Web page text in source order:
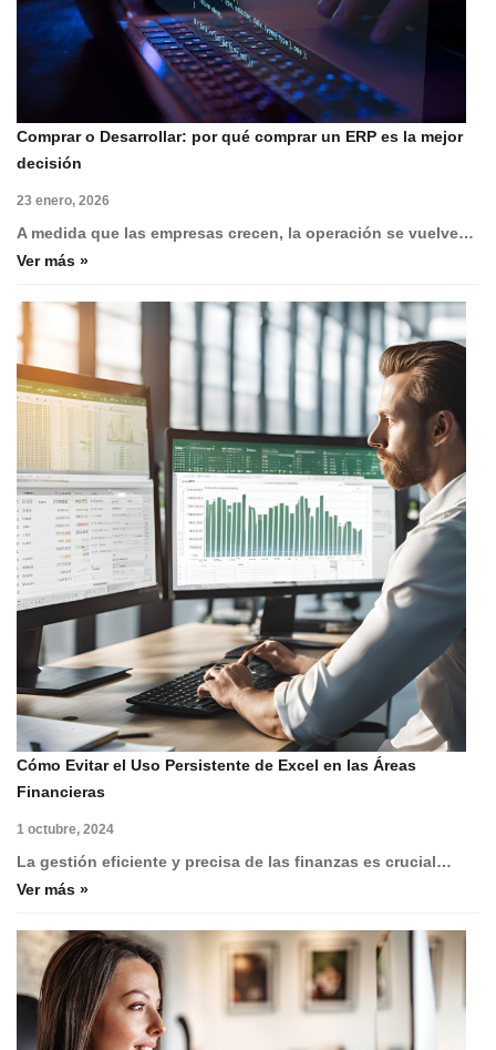
Comprar o Desarrollar: por qué comprar un ERP es la mejor
decisión
23 enero, 2026
A medida que las empresas crecen, la operación se vuelve…
Ver más »
Cómo Evitar el Uso Persistente de Excel en las Áreas
Financieras
1 octubre, 2024
La gestión eficiente y precisa de las finanzas es crucial…
Ver más »